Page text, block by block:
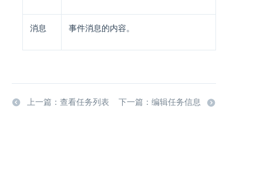
消息 事件消息的内容。
上一篇：查看任务列表 下一篇：编辑任务信息